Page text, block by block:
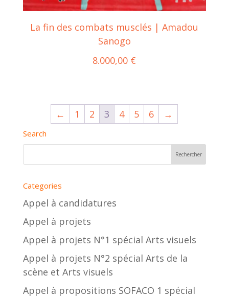
La fin des combats musclés | Amadou
Sanogo
8.000,00 €
← 1 2 3 4 5 6 →
Search
Categories
Appel à candidatures
Appel à projets
Appel à projets N°1 spécial Arts visuels
Appel à projets N°2 spécial Arts de la
scène et Arts visuels
Appel à propositions SOFACO 1 spécial